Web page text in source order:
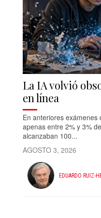
La IA volvió
en línea
En anteriores exámenes
apenas entre 2% y 3%
alcanzaban 100...
AGOSTO 3, 2026
EDUARDO RUIZ-